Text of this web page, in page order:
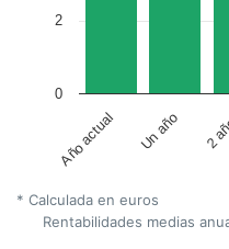
Año actual Un año 2
0
2
* Calculada en euros
Rentabilidades medias